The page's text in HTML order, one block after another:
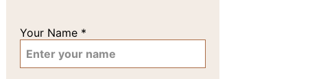
Your Name *